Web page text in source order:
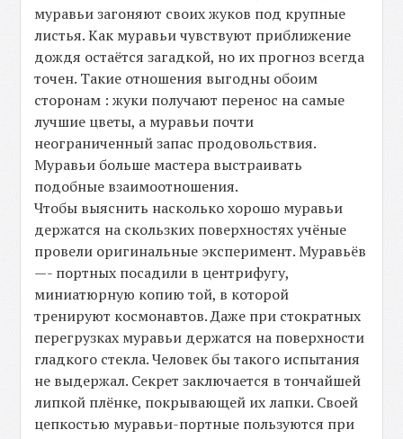
муравьи загоняют своих жуков под крупные
листья. Как муравьи чувствуют приближение
дождя остаётся загадкой, но их прогноз всегда
точен. Такие отношения выгодны обоим
сторонам : жуки получают перенос на самые
лучшие цветы, а муравьи почти
неограниченный запас продовольствия.
Муравьи больше мастера выстраивать
подобные взаимоотношения.
Чтобы выяснить насколько хорошо муравьи
держатся на скользких поверхностях учёные
провели оригинальные эксперимент. Муравьёв
—- портных посадили в центрифугу,
миниатюрную копию той, в которой
тренируют космонавтов. Даже при стократных
перегрузках муравьи держатся на поверхности
гладкого стекла. Человек бы такого испытания
не выдержал. Секрет заключается в тончайшей
липкой плёнке, покрывающей их лапки. Своей
цепкостью муравьи-портные пользуются при